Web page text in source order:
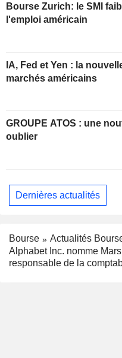
Bourse Zurich: le SMI
l'emploi américain
IA, Fed et Yen : la
marchés américains
GROUPE ATOS : une nouvelle année à
oublier
Dernières actualités
Bourse
Actualités
Alphabet Inc. nomme
responsable de la